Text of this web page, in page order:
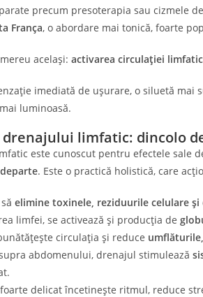
precum presoterapia sau cizmele
França, o abordare mai tonică, foarte
același: activarea circulației
imediată de ușurare, o siluetă
luminoasă.
limfatic: dincolo
este cunoscut pentru efectele sale
. Este o practică holistică, care
elimine toxinele, reziduurile celulare și
limfei, se activează și producția de
circulația și reduce
abdomenului, drenajul stimulează
delicat încetinește ritmul, reduce